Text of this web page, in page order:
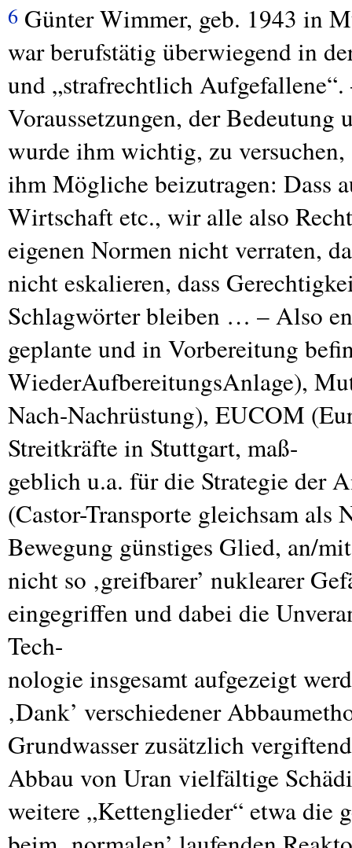
6 Günter Wimmer, geb. 1943 in
war berufstätig überwiegend in
und „strafrechtlich
Voraussetzungen, der Bedeutung
wurde ihm wichtig, zu versuchen,
ihm Mögliche beizutragen: Dass
Wirtschaft etc., wir alle also
eigenen Normen nicht verraten,
nicht eskalieren, dass
Schlagwörter bleiben … – Also
geplante und in Vorbereitung
WiederAufbereitungsAnlage),
Nach-Nachrüstung), EUCOM
Streitkräfte in Stuttgart, maß-
geblich u.a. für die Strategie der
(Castor-Transporte gleichsam
Bewegung günstiges Glied, an/
nicht so ‚greifbarer’ nuklearer
eingegriffen und dabei die
Tech-
nologie insgesamt aufgezeigt
‚Dank’ verschiedener
Grundwasser zusätzlich
Abbau von Uran vielfältige
weitere „Kettenglieder“ etwa die